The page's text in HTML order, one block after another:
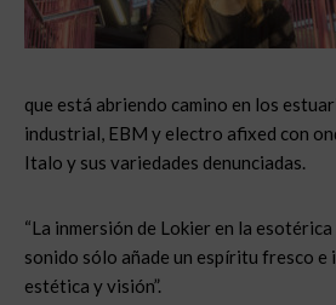
que está abriendo camino en los
industrial, EBM y electro afixed con
Italo y sus variedades denunciadas.
“La inmersión de Lokier en la
sonido sólo añade un espíritu fresco e
estética y visión”.